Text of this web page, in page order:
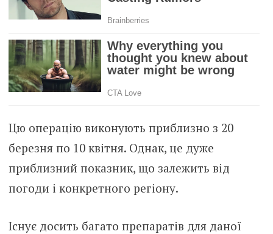
Цю операцію виконують приблизно з 20
березня по 10 квітня. Однак, це дуже
приблизний показник, що залежить від
погоди і конкретного регіону.
Існує досить багато препаратів для даної